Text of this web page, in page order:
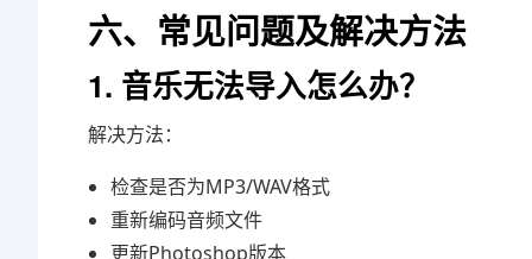
六、常见问题及解决方法
1. 音乐无法导入怎么办？
解决方法：
检查是否为MP3/WAV格式
重新编码音频文件
更新Photoshop版本